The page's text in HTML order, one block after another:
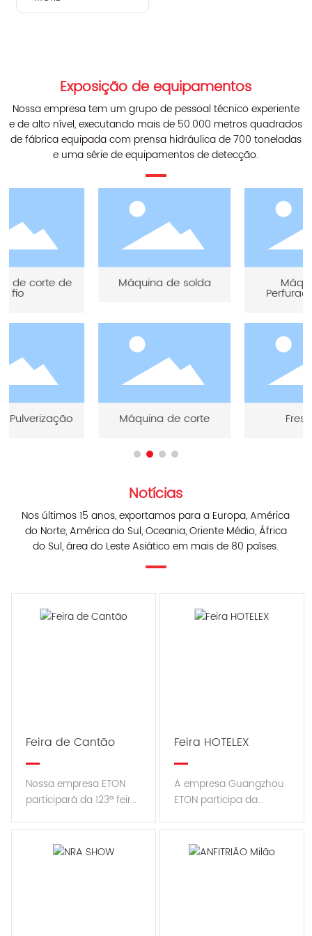
Exposição de equipamentos
Nossa empresa tem um grupo de pessoal técnico experiente
e de alto nível, executando mais de 50.000 metros quadrados
de fábrica equipada com prensa hidráulica de 700 toneladas
e uma série de equipamentos de detecção.
Máquina de Máquina de
Fresadora
Notícias
Nos últimos 15 anos, exportamos para a Europa, América
do Norte, América do Sul, Oceania, Oriente Médio, África
do Sul, área do Leste Asiático em mais de 80 países.
Feira de Cantão
Nossa empresa ETON
participará da 123ª feira
a 19 de abril de 2018. Foi
realizada no
Feira HOTELEX
A empresa Guangzhou
ETON participa da
em outubro em
Shandong, China,